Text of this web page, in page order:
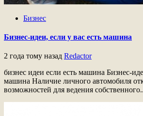
Бизнес
Бизнес-идеи, если у вас есть машина
2 года тому назад Redactor
бизнес идеи если есть машина Бизнес-
машина Наличие личного автомобиля
возможностей для ведения